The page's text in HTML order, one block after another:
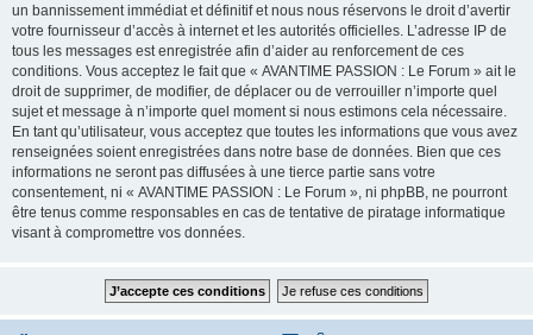
un bannissement immédiat et définitif et nous nous réservons le droit d’avertir
votre fournisseur d’accès à internet et les autorités officielles. L’adresse IP de
tous les messages est enregistrée afin d’aider au renforcement de ces
conditions. Vous acceptez le fait que « AVANTIME PASSION : Le Forum » ait le
droit de supprimer, de modifier, de déplacer ou de verrouiller n’importe quel
sujet et message à n’importe quel moment si nous estimons cela nécessaire.
En tant qu’utilisateur, vous acceptez que toutes les informations que vous avez
renseignées soient enregistrées dans notre base de données. Bien que ces
informations ne seront pas diffusées à une tierce partie sans votre
consentement, ni « AVANTIME PASSION : Le Forum », ni phpBB, ne pourront
être tenus comme responsables en cas de tentative de piratage informatique
visant à compromettre vos données.